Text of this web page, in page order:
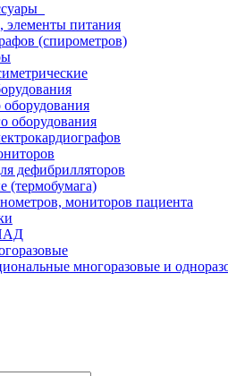
элементы питания
(спирометров)
оборудования
дефибрилляторов
(термобумага)
мониторов пациента
многоразовые и